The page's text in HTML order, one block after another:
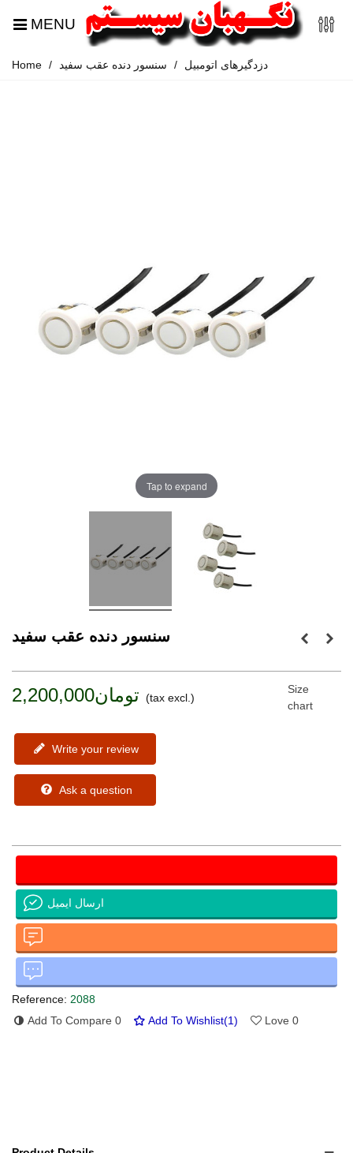
MENU
Home / دزدگیرهای اتومبیل / سنسور دنده عقب سفید
Tap to expand
سنسور دنده عقب سفید
تومان2,200,000 (tax excl.)
Write your review
Ask a question
Size
chart
ارسال ایمیل
Reference: 2088
Add To Compare 0 Add To Wishlist(1) Love 0